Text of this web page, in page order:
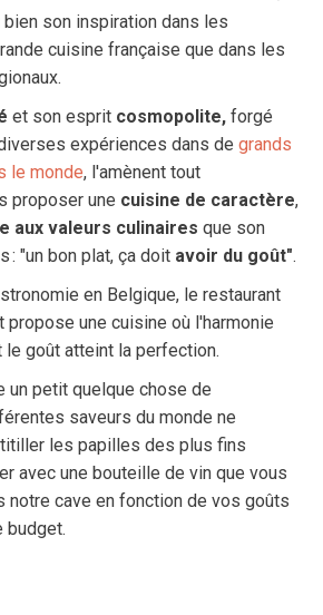
son inspiration dans les
cuisine française que dans les
et son esprit cosmopolite, forgé
expériences dans de grands
le monde, l'amènent tout
proposer une cuisine de caractère,
aux valeurs culinaires que son
: "un bon plat, ça doit avoir du goût".
en Belgique, le restaurant
propose une cuisine où l'harmonie
goût atteint la perfection.
un petit quelque chose de
saveurs du monde ne
les papilles des plus fins
avec une bouteille de vin que vous
notre cave en fonction de vos goûts
budget.